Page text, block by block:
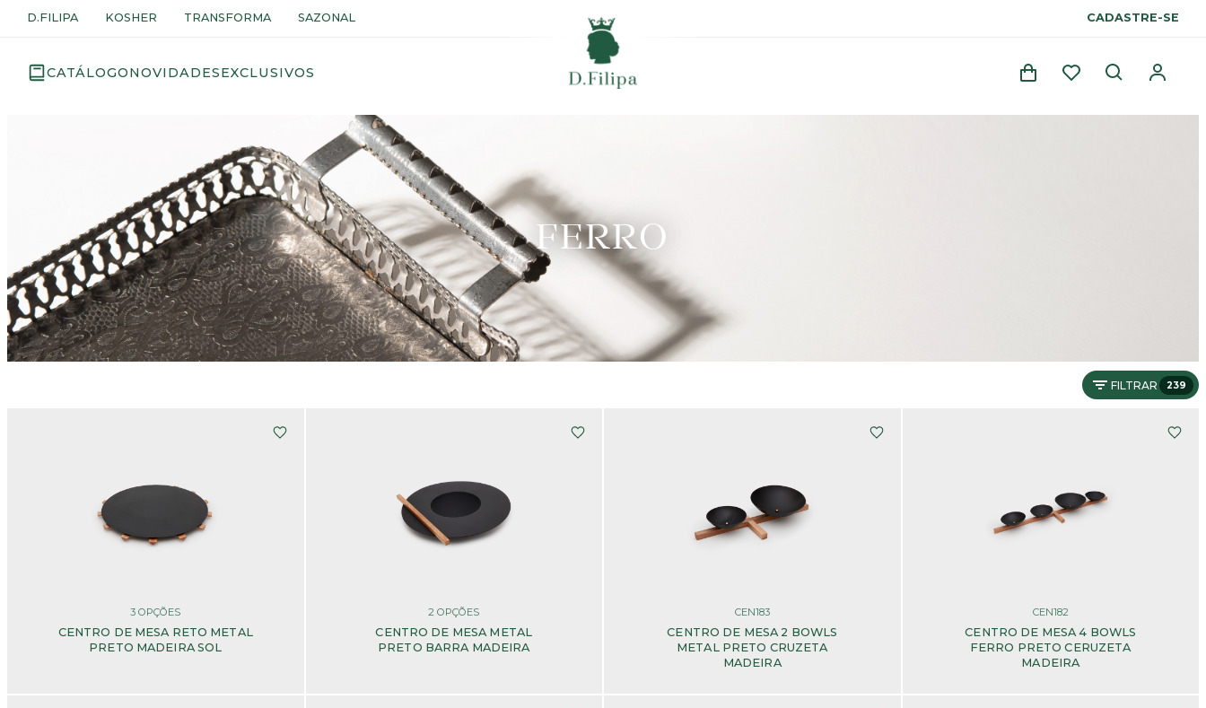
D.FILIPA KOSHER TRANSFORMA SAZONAL CADASTRE-SE
CATÁLOGONOVIDADESEXCLUSIVOS
FERRO
FILTRAR 239
3 OPÇÕES
CENTRO DE MESA RETO METAL
PRETO MADEIRA SOL
2 OPÇÕES
CENTRO DE MESA METAL
PRETO BARRA MADEIRA
CEN183
CENTRO DE MESA 2 BOWLS
METAL PRETO CRUZETA
MADEIRA
CEN182
CENTRO DE MESA 4 BOWLS
FERRO PRETO CERUZETA
MADEIRA